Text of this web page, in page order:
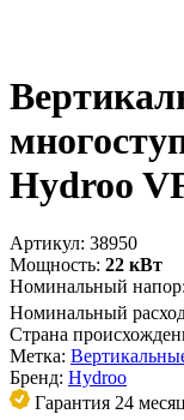
Hydroo
Артикул: 38950
Мощность: 22 кВт
Номинальный напор:
Номинальный
Страна
Метка:
Бренд: Hydroo
Гарантия 24